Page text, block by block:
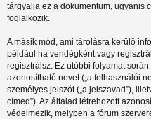
tárgyalja ez a dokumentum, ugyanis
foglalkozik.
A másik mód, ami tárolásra kerülő
például ha vendégként vagy
regisztrálsz. Ez utóbbi folyamat
azonosítható nevet („a felhasználói
személyes jelszót („a jelszavad”),
címed”). Az általad létrehozott
védelmezik, melyben a fórum